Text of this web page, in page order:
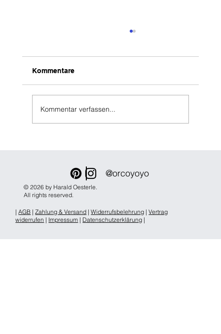
Kommentare
Kommentar verfassen...
@orcoyoyo
© 2026 by Harald Oesterle.
All rights reserved.
|AGB |Zahlung & Versand |Widerrufsbelehrung |Vertrag
widerrufen | Impressum | Datenschutzerklärung |